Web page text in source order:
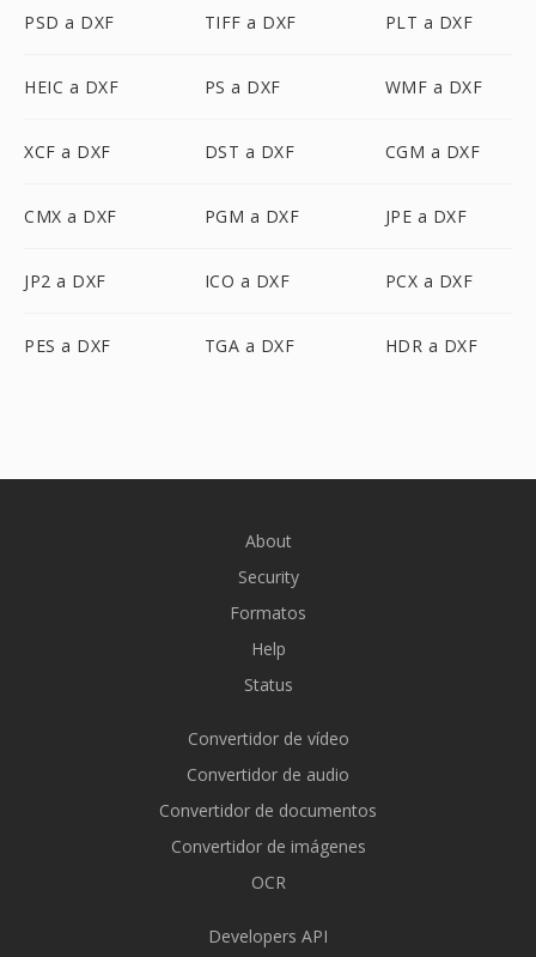
PSD a DXF TIFF a DXF PLT a DXF
HEIC a DXF PS a DXF WMF a DXF
XCF a DXF DST a DXF CGM a DXF
CMX a DXF PGM a DXF JPE a DXF
JP2 a DXF ICO a DXF PCX a DXF
PES a DXF TGA a DXF HDR a DXF
About
Security
Formatos
Help
Status
Convertidor de vídeo
Convertidor de audio
Convertidor de documentos
Convertidor de imágenes
OCR
Developers API